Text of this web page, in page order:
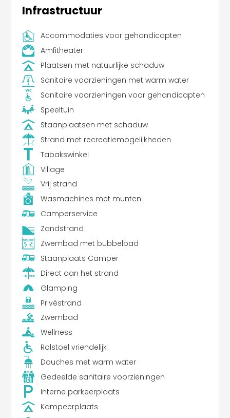
Infrastructuur
Accommodaties voor gehandicapten
Amfitheater
Plaatsen met natuurlijke schaduw
Sanitaire voorzieningen met warm water
Sanitaire voorzieningen voor gehandicapten
Speeltuin
Staanplaatsen met schaduw
Strand met recreatiemogelijkheden
Tabakswinkel
Village
Vrij strand
Wasmachines met munten
Camperservice
Zandstrand
Zwembad met bubbelbad
Staanplaats Camper
Direct aan het strand
Glamping
Privéstrand
Zwembad
Wellness
Rolstoel vriendelijk
Douches met warm water
Gedeelde sanitaire voorzieningen
Interne parkeerplaats
Kampeerplaats